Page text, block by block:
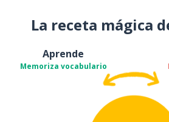
La receta mágica
Aprende
Memoriza vocabulario